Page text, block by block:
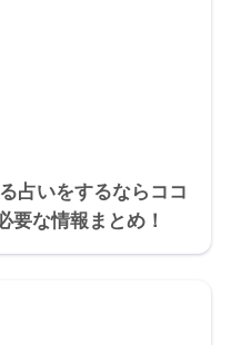
占いをするならココ
要な情報まとめ！